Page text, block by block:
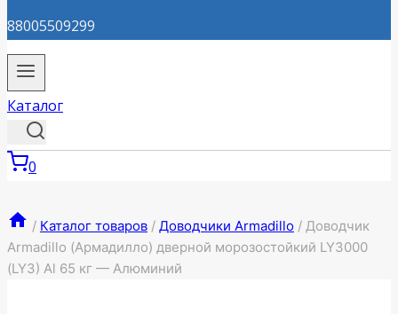
88005509299
Каталог
0
/ Каталог товаров / Доводчики Armadillo / Доводчик
Armadillo (Армадилло) дверной морозостойкий LY3000
(LY3) Al 65 кг — Алюминий